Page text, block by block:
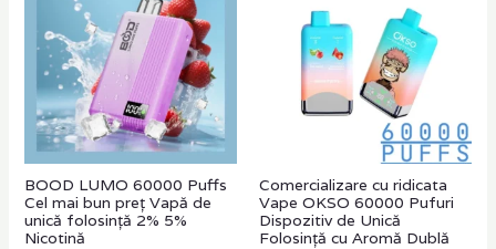
BOOD LUMO 60000 Puffs
Cel mai bun preț Vapă de
unică folosință 2% 5%
Nicotină
Comercializare cu ridicata
Vape OKSO 60000 Pufuri
Dispozitiv de Unică
Folosință cu Aromă Dublă